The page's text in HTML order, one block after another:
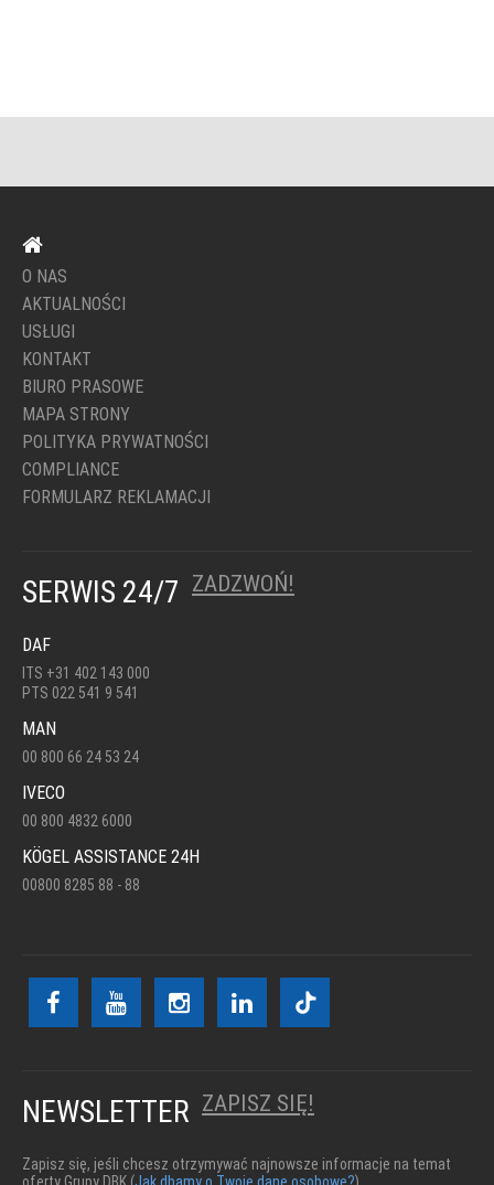
O NAS
AKTUALNOŚCI
USŁUGI
KONTAKT
BIURO PRASOWE
MAPA STRONY
POLITYKA PRYWATNOŚCI
COMPLIANCE
FORMULARZ REKLAMACJI
SERWIS 24/7 ZADZWOŃ!
DAF
ITS +31 402 143 000
PTS 022 541 9 541
MAN
00 800 66 24 53 24
IVECO
00 800 4832 6000
KÖGEL ASSISTANCE 24H
00800 8285 88 - 88
NEWSLETTER ZAPISZ SIĘ!
Zapisz się, jeśli chcesz otrzymywać najnowsze informacje na temat
oferty Grupy DBK (Jak dbamy o Twoje dane osobowe?)